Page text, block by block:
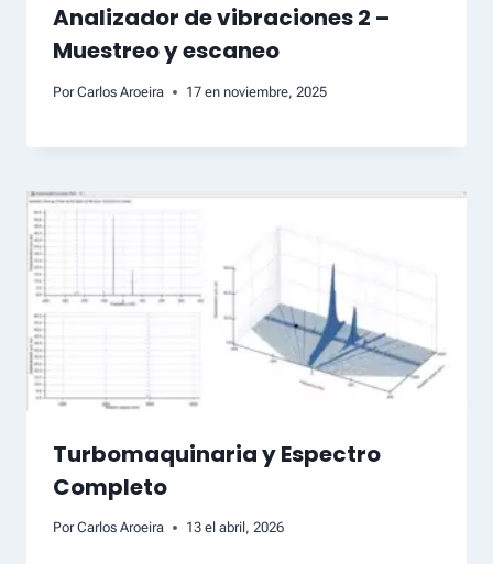
Analizador de vibraciones 2 –
Muestreo y escaneo
Por Carlos Aroeira 17 en noviembre, 2025
Turbomaquinaria y Espectro
Completo
Por Carlos Aroeira 13 el abril, 2026